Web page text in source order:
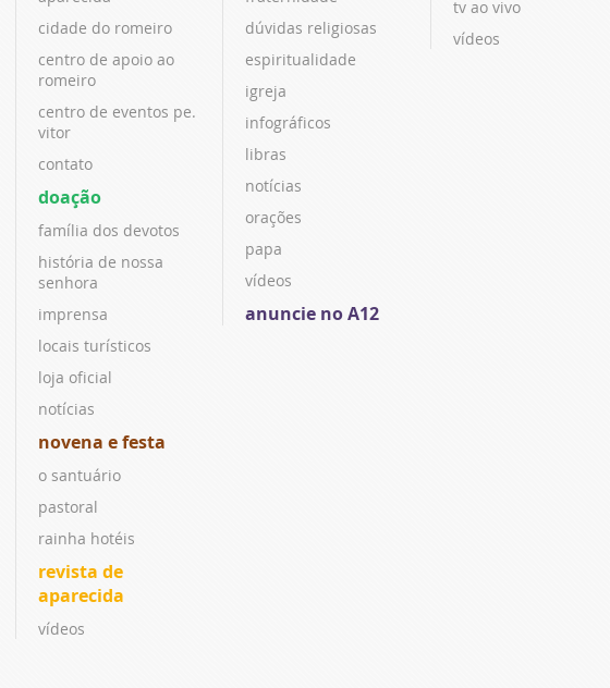
cidade do romeiro
centro de apoio ao
romeiro
centro de eventos pe.
vitor
contato
doação
família dos devotos
história de nossa
senhora
imprensa
locais turísticos
loja oficial
notícias
novena e festa
o santuário
pastoral
rainha hotéis
revista de
aparecida
vídeos
dúvidas religiosas
espiritualidade
igreja
infográficos
libras
notícias
orações
papa
vídeos
anuncie no A12
tv ao vivo
vídeos